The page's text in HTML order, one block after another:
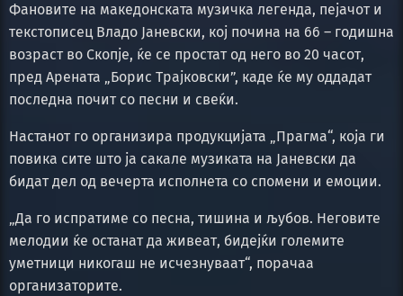
Фановите на македонската музичка легенда, пејачот и
текстописец Владо Јаневски, кој почина на 66 – годишна
возраст во Скопје, ќе се простат од него во 20 часот,
пред Арената „Борис Трајковски”, каде ќе му оддадат
последна почит со песни и свеќи.
Настанот го организира продукцијата „Прагма“, која ги
повика сите што ја сакале музиката на Јаневски да
бидат дел од вечерта исполнета со спомени и емоции.
„Да го испратиме со песна, тишина и љубов. Неговите
мелодии ќе останат да живеат, бидејќи големите
уметници никогаш не исчезнуваат“, порачаа
организаторите.